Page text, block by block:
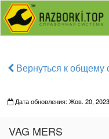
Вернуться к общему
Дата обновления: Жов. 20,
VAG MERS